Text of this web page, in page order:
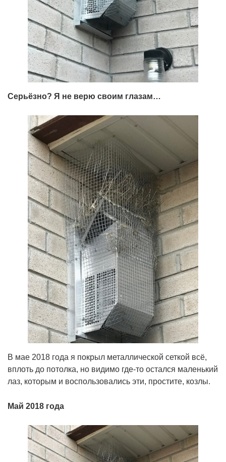
Серьёзно? Я не верю своим глазам…
В мае 2018 года я покрыл металлической сеткой всё,
вплоть до потолка, но видимо где-то остался маленький
лаз, которым и воспользовались эти, простите, козлы.
Май 2018 года